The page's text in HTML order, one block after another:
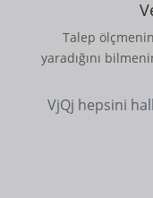
Talep
yaradığını
VjQj hepsini